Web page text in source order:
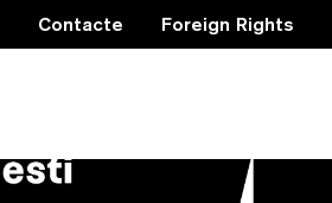
Contacte Foreign Rights